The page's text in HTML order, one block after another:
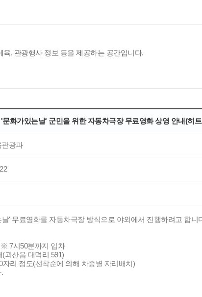
, 관광행사 정보 등을 제공하는 공간입니다.
'문화가있는날' 군민을 위한 자동차극장 무료영화 상영 안내(히
광과
' 무료영화를 자동차극장 방식으로 야외에서 진행하려고 합
※ 7시50분까지 입차
괴산읍 대덕리 591)
리 정도(선착순에 의해 차종별 자리배치)